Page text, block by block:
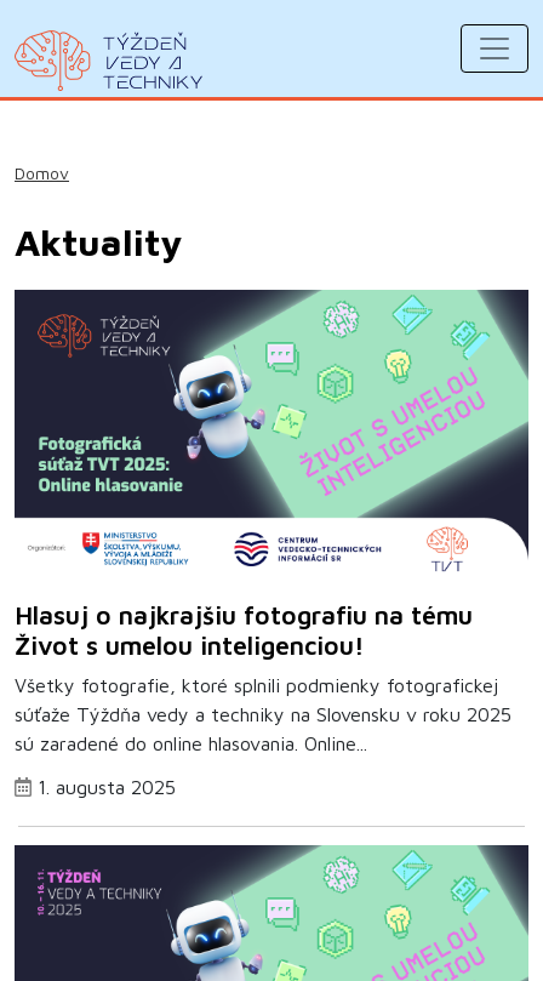
Domov
Aktuality
Hlasuj o najkrajšiu fotografiu na tému
Život s umelou inteligenciou!
Všetky fotografie, ktoré splnili podmienky fotografickej
súťaže Týždňa vedy a techniky na Slovensku v roku 2025
sú zaradené do online hlasovania. Online...
1. augusta 2025